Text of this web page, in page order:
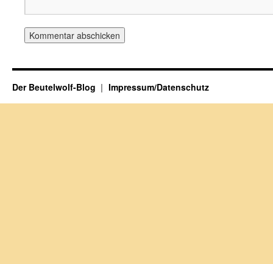
Der Beutelwolf-Blog Impressum/Datenschutz